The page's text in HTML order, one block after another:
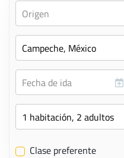
✔ Clase preferente